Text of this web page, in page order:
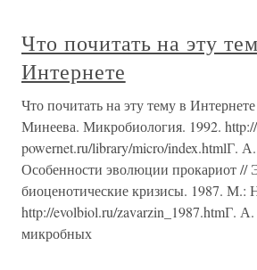
Что почитать на эту
Интернете
Что почитать на эту тему в
Минеева. Микробиология. 1992.
powernet.ru/library/micro/index.htmlГ.
Особенности эволюции прокариот //
биоценотические кризисы. 1987. М.:
http://evolbiol.ru/zavarzin_1987.htmГ. А.
микробных